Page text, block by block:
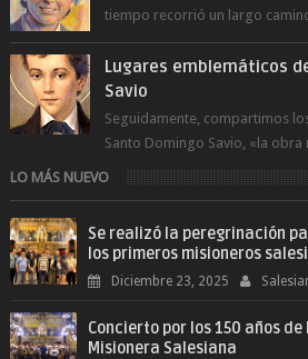
tiempo recorrió un largo
del Espíritu Santo y fr...
Lugares emblemáticos
Savio
Seguidamente, compartimos
Santo Domingo Savio, «la
Don Bosco». San Giovann...
LO MÁS NUEVO
Se realizó la peregrinación
los primeros misioneros
Diciembre 23, 2025
Concierto por los 150 años
Misionera Salesiana